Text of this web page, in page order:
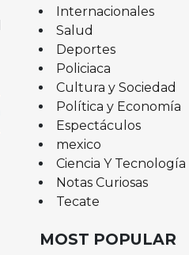
Internacionales
Salud
Deportes
Policiaca
Cultura y Sociedad
Política y Economía
Espectáculos
mexico
Ciencia Y Tecnología
Notas Curiosas
Tecate
MOST POPULAR